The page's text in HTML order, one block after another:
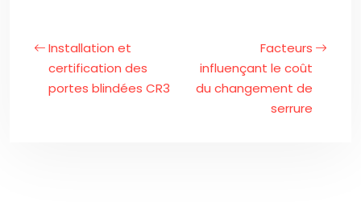
Installation et
certification des
portes blindées CR3
Facteurs
influençant le coût
du changement de
serrure